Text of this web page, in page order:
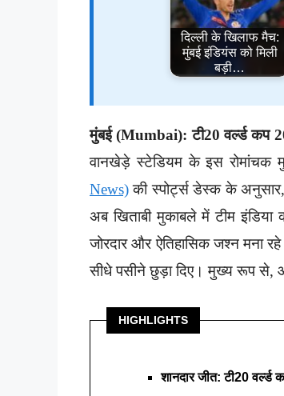
दिल्ली के खिलाफ मैच:
मुंबई इंडियंस को मिली
बड़ी…
मुंबई (Mumbai): टी20 वर्ल्ड कप
वानखेड़े स्टेडियम के इस रोमांचक
News)की स्पोर्ट्स डेस्क के
अब खिताबी मुकाबले में टीम
जोरदार और ऐतिहासिक जश्न मना
सीधे पसीने छुड़ा दिए। मुख्य रूप से,
HIGHLIGHTS
शानदार जीत: टी20 वर्ल्ड